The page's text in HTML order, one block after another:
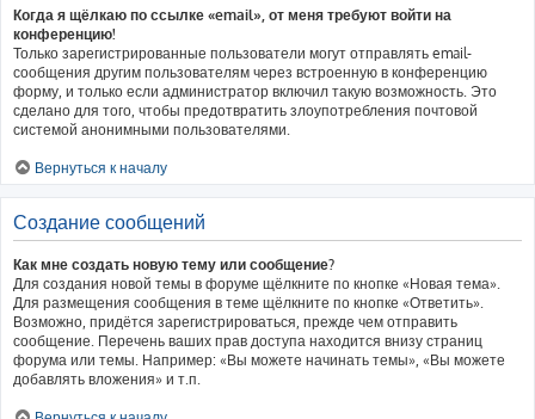
Когда я щёлкаю по ссылке «email», от меня требуют войти на
конференцию!
Только зарегистрированные пользователи могут отправлять email-
сообщения другим пользователям через встроенную в конференцию
форму, и только если администратор включил такую возможность. Это
сделано для того, чтобы предотвратить злоупотребления почтовой
системой анонимными пользователями.
Вернуться к началу
Создание сообщений
Как мне создать новую тему или сообщение?
Для создания новой темы в форуме щёлкните по кнопке «Новая тема».
Для размещения сообщения в теме щёлкните по кнопке «Ответить».
Возможно, придётся зарегистрироваться, прежде чем отправить
сообщение. Перечень ваших прав доступа находится внизу страниц
форума или темы. Например: «Вы можете начинать темы», «Вы можете
добавлять вложения» и т.п.